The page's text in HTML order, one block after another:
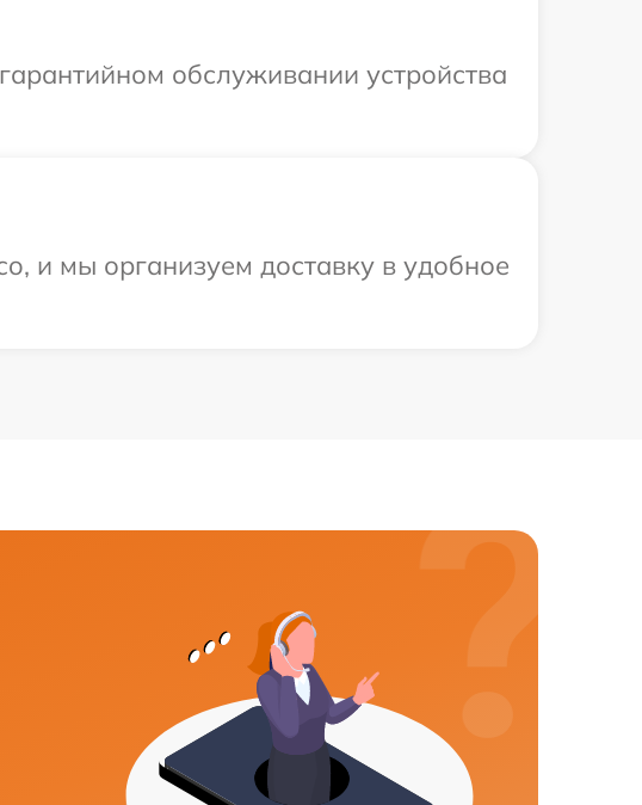
обслуживании устройства
и мы организуем доставку в удобное